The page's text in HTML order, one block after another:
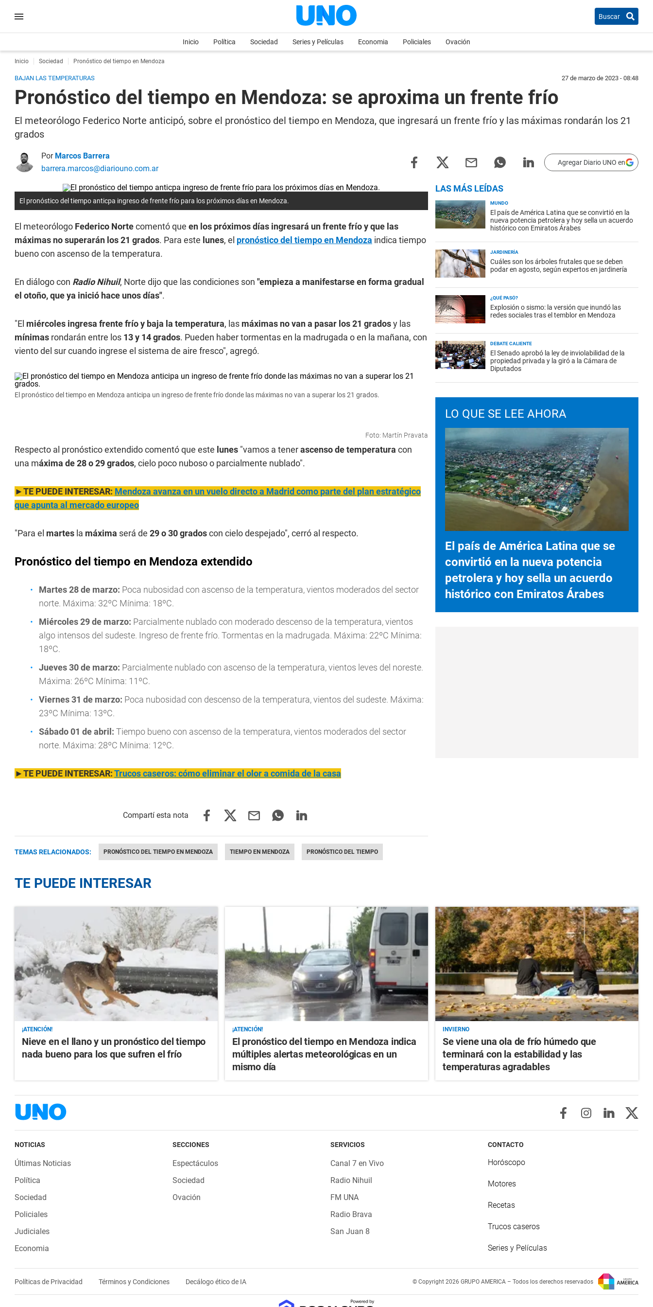
Buscar
Inicio Política Sociedad Series y Películas Economia Policiales Ovación
Inicio Sociedad Pronóstico del tiempo en Mendoza
BAJAN LAS TEMPERATURAS 27 de marzo de 2023 - 08:48
Pronóstico del tiempo en Mendoza: se aproxima un frente frío
El meteorólogo Federico Norte anticipó, sobre el pronóstico del tiempo en Mendoza, que ingresará un frente frío y las máximas rondarán los 21
grados
Por Marcos Barrera
barrera.marcos@diariouno.com.ar
Agregar Diario UNO en
El pronóstico del tiempo anticpa ingreso de frente frío para los próximos días en Mendoza.
El meteorólogo Federico Nortecomentó que en los próximos días ingresará un frente frío y que las
máximas no superarán los 21 grados. Para este lunes, el pronóstico del tiempo en Mendoza indica tiempo
bueno con ascenso de la temperatura.
En diálogo con Radio Nihuil, Norte dijo que las condiciones son "empieza a manifestarse en forma gradual
el otoño, que ya inició hace unos días".
"El miércoles ingresa frente frío y baja la temperatura, las máximas no van a pasar los 21 gradosy las
mínimas rondarán entre los 13 y 14 grados. Pueden haber tormentas en la madrugada o en la mañana, con
viento del sur cuando ingrese el sistema de aire fresco", agregó.
El pronóstico del tiempo en Mendoza anticipa un ingreso de frente frío donde las máximas no van a superar los 21 grados.
Foto: Martín Pravata
Respecto al pronóstico extendido comentó que este lunes "vamos a tenerascenso de temperatura con
una máxima de 28 o 29 grados, cielo poco nuboso o parcialmente nublado".
►TE PUEDE INTERESAR: Mendoza avanza en un vuelo directo a Madrid como parte del plan estratégico
que apunta al mercado europeo
"Para el martes la máxima será de 29 o 30 gradoscon cielo despejado", cerró al respecto.
Pronóstico del tiempo en Mendoza extendido
Martes28 de marzo: Poca nubosidad con ascenso de la temperatura, vientos moderados del sector
norte. Máxima: 32ºC Mínima: 18ºC.
Miércoles29 de marzo: Parcialmente nublado con moderado descenso de la temperatura, vientos
algo intensos del sudeste. Ingreso de frente frío. Tormentas en la madrugada. Máxima: 22ºC Mínima:
18ºC.
Jueves30 de marzo: Parcialmente nublado con ascenso de la temperatura, vientos leves del noreste.
Máxima: 26ºC Mínima: 11ºC.
Viernes31 de marzo: Poca nubosidad con descenso de la temperatura, vientos del sudeste. Máxima:
23ºC Mínima: 13ºC.
Sábado 01 de abril: Tiempo bueno con ascenso de la temperatura, vientos moderados del sector
norte. Máxima: 28ºC Mínima: 12ºC.
►TE PUEDE INTERESAR:Trucos caseros: cómo eliminar el olor a comida de la casa
TEMAS RELACIONADOS: PRONÓSTICO DEL TIEMPO EN MENDOZA TIEMPO EN MENDOZA PRONÓSTICO DEL TIEMPO
LAS MÁS LEÍDAS
MUNDO
El país de América Latina que se convirtió en la
nueva potencia petrolera y hoy sella un acuerdo
histórico con Emiratos Árabes
JARDINERÍA
Cuáles son los árboles frutales que se deben
podar en agosto, según expertos en jardinería
¿QUÉ PASÓ?
Explosión o sismo: la versión que inundó las
redes sociales tras el temblor en Mendoza
DEBATE CALIENTE
El Senado aprobó la ley de inviolabilidad de la
propiedad privada y la giró a la Cámara de
Diputados
LO QUE SE LEE AHORA
El país de América Latina que se
convirtió en la nueva potencia
petrolera y hoy sella un acuerdo
histórico con Emiratos Árabes
TE PUEDE INTERESAR
¡ATENCIÓN!
Nieve en el llano y un pronóstico del tiempo
nada bueno para los que sufren el frío
¡ATENCIÓN!
El pronóstico del tiempo en Mendoza indica
múltiples alertas meteorológicas en un
mismo día
INVIERNO
Se viene una ola de frío húmedo que
terminará con la estabilidad y las
temperaturas agradables
NOTICIAS
Últimas Noticias
Política
Sociedad
Policiales
Judiciales
Economia
SECCIONES
Espectáculos
Sociedad
Ovación
SERVICIOS
Canal 7 en Vivo
Radio Nihuil
FM UNA
Radio Brava
San Juan 8
CONTACTO
Horóscopo
Motores
Recetas
Trucos caseros
Series y Películas
Políticas de Privacidad Términos y Condiciones Decálogo ético de IA © Copyright 2026 GRUPO AMERICA – Todos los derechos reservados